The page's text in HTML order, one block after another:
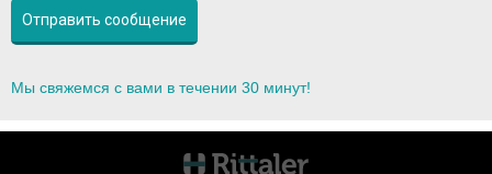
Мы свяжемся с вами в течении 30 минут!